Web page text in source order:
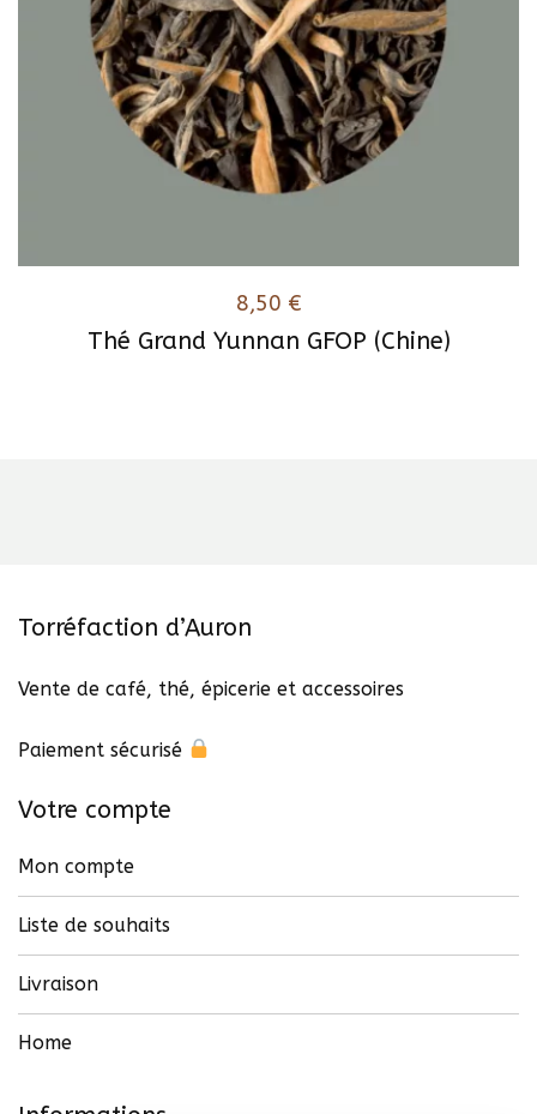
Thé Grand Yunnan GFOP (Chine)
8,50 €
Torréfaction d’Auron
Vente de café, thé, épicerie et accessoires
Paiement sécurisé
Votre compte
Mon compte
Liste de souhaits
Livraison
Home